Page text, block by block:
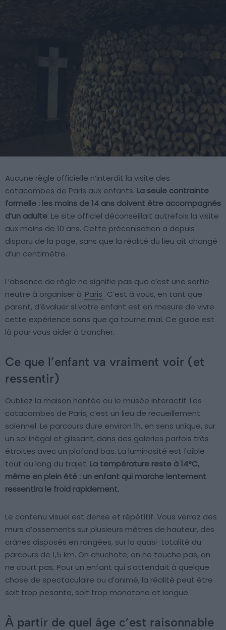
Aucune règle officielle n’interdit la visite des
catacombes de Paris aux enfants. La seule contrainte
formelle : les moins de 14 ans doivent être accompagnés
d’un adulte. Le site officiel déconseillait autrefois la visite
aux moins de 10 ans. Cette préconisation a depuis
disparu de la page, sans que la réalité du lieu ait changé
d’un centimètre.
L’absence de règle ne signifie pas que c’est une sortie
neutre à organiser à Paris. C’est à vous, en tant que
parent, d’évaluer si votre enfant est en mesure de vivre
cette expérience sans que ça tourne mal. Ce guide est
là pour vous aider à trancher.
Ce que l’enfant va vraiment voir (et
ressentir)
Oubliez la maison hantée ou le musée interactif. Les
catacombes de Paris, c’est un lieu de recueillement
solennel. Le parcours dure environ 1h, en sens unique, sur
un sol inégal et glissant, dans des galeries parfois très
étroites avec un plafond bas. La luminosité est faible
tout au long du trajet. La température reste à 14°C,
même en plein été : un enfant qui marche lentement
ressentira le froid rapidement.
Le contenu visuel est dense et répétitif. Vous verrez des
murs d’ossements sur plusieurs mètres de hauteur, des
crânes disposés en rangées, sur la quasi-totalité du
parcours de 1,5 km. On chuchote, on ne touche pas, on
ne court pas. Pour un enfant qui s’attendait à quelque
chose de spectaculaire ou d’animé, la réalité peut être
soit trop pesante, soit trop monotone et longue.
À partir de quel âge c’est raisonnable